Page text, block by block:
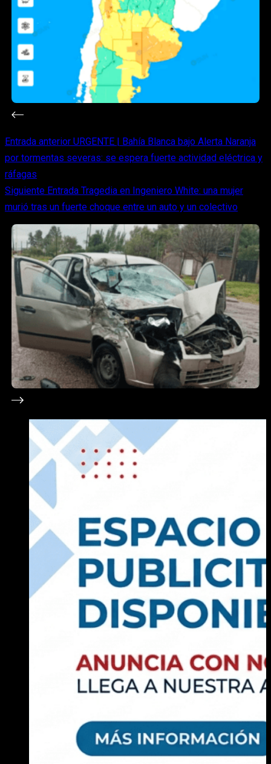
Entrada anterior URGENTE | Bahía Blanca bajo Alerta Naranja
por tormentas severas: se espera fuerte actividad eléctrica y
ráfagas
Siguiente Entrada Tragedia en Ingeniero White: una mujer
murió tras un fuerte choque entre un auto y un colectivo